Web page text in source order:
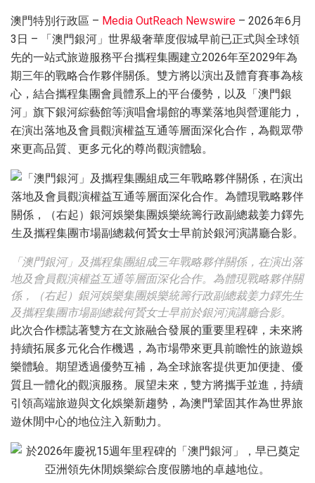
澳門特別行政區 – Media OutReach Newswire – 2026年6月
3日 – 「澳門銀河」世界級奢華度假城早前已正式與全球領
先的一站式旅遊服務平台攜程集團建立2026年至2029年為
期三年的戰略合作夥伴關係。雙方將以演出及體育賽事為核
心，結合攜程集團會員體系上的平台優勢，以及「澳門銀
河」旗下銀河綜藝館等演唱會場館的專業落地與營運能力，
在演出落地及會員觀演權益互通等層面深化合作，為觀眾帶
來更高品質、更多元化的尊尚觀演體驗。
「澳門銀河」及攜程集團組成三年戰略夥伴關係，在演出落
地及會員觀演權益互通等層面深化合作。為體現戰略夥伴關
係，（右起）銀河娛樂集團娛樂統籌行政副總裁姜力鐸先生
及攜程集團市場副總裁何贇女士早前於銀河演講廳合影。
此次合作標誌著雙方在文旅融合發展的重要里程碑，未來將
持續拓展多元化合作機遇，為市場帶來更具前瞻性的旅遊娛
樂體驗。期望透過優勢互補，為全球旅客提供更加便捷、優
質且一體化的觀演服務。展望未來，雙方將攜手並進，持續
引領高端旅遊與文化娛樂新趨勢，為澳門鞏固其作為世界旅
遊休閒中心的地位注入新動力。